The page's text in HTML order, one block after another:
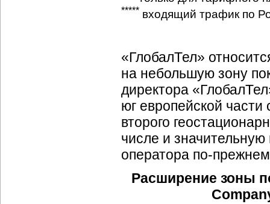
***** входящий трафик по
«ГлобалТел»
на небольшую зону
директора
юг европейской
второго
числе и
оператора по-
Расширение зоны